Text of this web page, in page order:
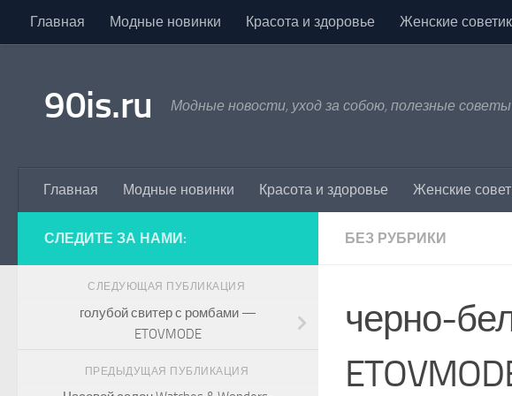
Skip to content
Главная Модные новинки Красота и здоровье Женские
90is.ru Модные новости, уход за собою, полезные советы
Главная Модные новинки Красота и здоровье Женские
БЕЗ РУБРИКИ
черно-
СЛЕДИТЕ ЗА НАМИ:
СЛЕДУЮЩАЯ ПУБЛИКАЦИЯ
голубой свитер с ромбами —
ETOVMODE
ПРЕДЫДУЩАЯ ПУБЛИКАЦИЯ